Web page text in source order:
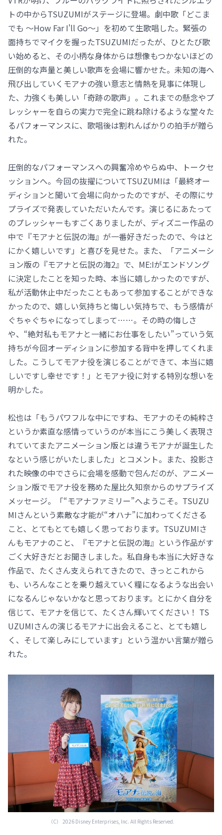
トの中からTSUZUMIがステージに登場。劇中歌「どこま
でも ～How Far I'll Go～」を初めて生歌唱した。緊張の
面持ちでマイクを握ったTSUZUMIだったが、ひとたび歌
い始めると、その小柄な身体からは想像もつかないほどの
圧倒的な声量と美しい歌声を会場に響かせた。未知の海へ
飛び出していくモアナの強い意志と情熱を見事に体現し
た、力強くも美しい「奇跡の歌声」。これまでの懸念やプ
レッシャーを自らの実力で完全に跳ね除けるような堂々た
るパフォーマンスに、歌唱後は割れんばかりの拍手が贈ら
れた。
圧倒的なパフォーマンスへの興奮冷めやらぬ中、トークセ
ッションへ。今回の抜擢についてTSUZUMIは「最終オー
ディションと聞いて会場に向かったのですが、その際にサ
プライズで発表していただいたんです。演じるにあたって
のプレッシャーもすごくありましたが、ディズニー作品の
中で『モアナと伝説の海』が一番好きだったので、今はと
にかく嬉しいです」と喜びを見せた。また、「アニメーシ
ョン版の『モアナと伝説の海2』で、ME:Iがエンドソング
に決定したことを知った時、本当に嬉しかったのですが、
私が活動休止中だったこともあって参加することができな
かったので、嬉しい気持ちと悔しい気持ちで、もう感情が
ぐちゃぐちゃになってしまって……。その時の悔しさ
や、“絶対私もモアナと一緒にお仕事をしたい”っていう気
持ちが今回オーディションに参加する背中を押してくれま
した。こうしてモアナ役を演じることができて、本当に嬉
しいですし幸せです！」とモアナ役に対する特別な想いを
明かした。
松也は「もうパワフルな中にですね、モアナのその純粋さ
というか素直な感情っていうのが本当にこう美しく表現さ
れていてまたアニメーション版とは違うモアナが誕生した
なという感じがいたしました」とコメント。また、投影さ
れた映像の中でさらに会場を感動で包んだのが、アニメー
ション版でモアナ役を務めた屋比久知奈からのサプライズ
メッセージ。「“モアナファミリー”へようこそ。TSUZU
MIさんという素敵な才能が“オハナ”に加わってくださる
こと、とてもとても嬉しく思っております。TSUZUMIさ
んもモアナのこと、『モアナと伝説の海』という作品がす
ごく大好きだとお聞きしました。私自身も本当に大好きな
作品で、たくさん支えられてきたので、きっとこれから
も、いろんなことを乗り越えていく糧になるような出会い
になるんじゃないかなと思っております。とにかく自分を
信じて、モアナを信じて、たくさん輝いてください！ TS
UZUMIさんの演じるモアナに出会えること、とても嬉し
く、そして楽しみにしています」という温かい言葉が贈ら
れた。
（C） 2026 Disney Enterprises, Inc. All Rights Reserved.